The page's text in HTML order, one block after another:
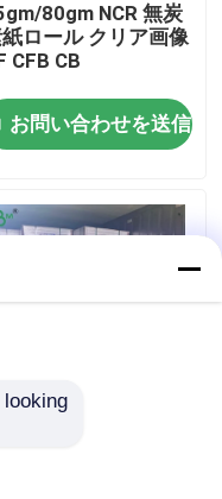
80gm NCR 無炭
ロール クリア画像
CFB CB
お問い合わせを送信